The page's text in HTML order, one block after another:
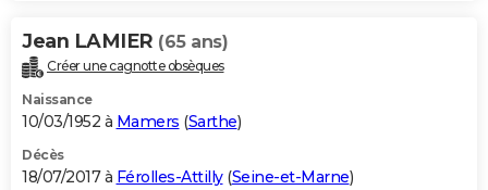
Jean LAMIER (65 ans)
Créer une cagnotte obsèques
Naissance
10/03/1952 à Mamers (Sarthe)
Décès
18/07/2017 à Férolles-Attilly(Seine-et-Marne)